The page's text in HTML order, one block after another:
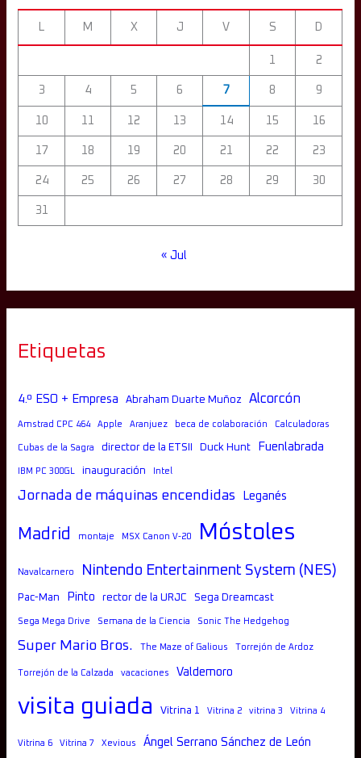
L M X J V S D
1 2
3 4 5 6 7 8 9
10 11 12 13 14 15 16
17 18 19 20 21 22 23
24 25 26 27 28 29 30
31
« Jul
Etiquetas
4.º ESO + Empresa Abraham Duarte Muñoz Alcorcón
Amstrad CPC 464 Apple Aranjuez beca de colaboración Calculadoras
Cubas de la Sagra director de la ETSII Duck Hunt Fuenlabrada
IBM PC 300GL inauguración Intel
Jornada de máquinas encendidas Leganés
Madrid montaje MSX Canon V-20 Móstoles
Navalcarnero Nintendo Entertainment System (NES)
Pac-Man Pinto rector de la URJC Sega Dreamcast
Sega Mega Drive Semana de la Ciencia Sonic The Hedgehog
Super Mario Bros. The Maze of Galious Torrejón de Ardoz
Torrejón de la Calzada vacaciones Valdemoro
visita guiada Vitrina 1 Vitrina 2 vitrina 3 Vitrina 4
Vitrina 6 Vitrina 7 Xevious Ángel Serrano Sánchez de León